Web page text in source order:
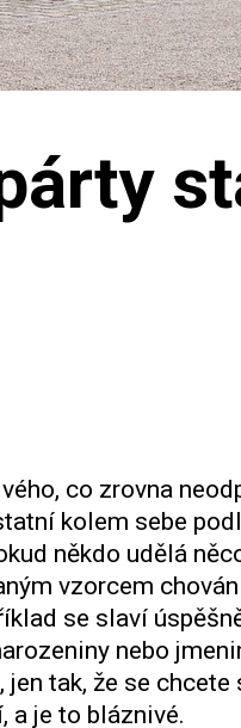
co zrovna
kolem sebe
někdo udělá
vzorcem
se slaví
nebo
tak, že se
a je to bláznivé.